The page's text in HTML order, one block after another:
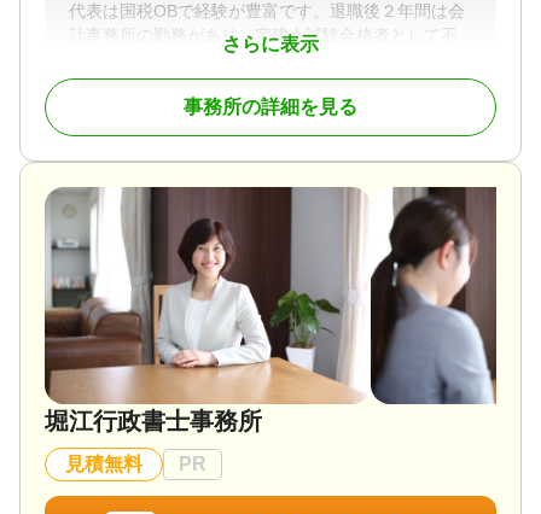
時以降相談可 / オンライン面談可 / 事務所面談可
さらに表示
代表は国税OBで経験が豊富です。退職後２年間は会
計事務所の勤務があり、宅建士試験合格者として不
動産業界での勤務経験もあります。
また、生命保険の代理店登録もしておりますので相
続対策を含む相続に関することはトータルに、か
つ、丁寧にお受けいたします。
どうぞお気軽にご依頼ください。
対応地域
長野県全域、山梨県の一部、新潟県の一部 オンラ
イン面談が可能な場合には地域を広げて対応いたし
ます。
対応業務
遺言書 / 遺産分割 / 相続財産調査 / 相続税申告 / 相続
登記 / 相続放棄 / 成年後見 / 家族信託 / 相続手続き /
銀行手続き / 戸籍収集 / 相続税対策 / 相続人調査 / 生
前贈与（不動産名義変更）
対応体制
電話相談可 / 訪問可 / 土日相談可 / 初回相談無料 / 18
時以降相談可 / オンライン面談可 / 事務所面談可
事務所の詳細を見る
堀江行政書士事務所
見積無料 PR